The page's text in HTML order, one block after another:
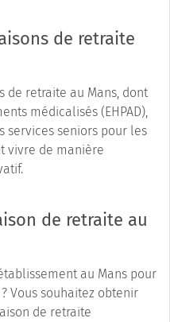
de retraite
de retraite au Mans, dont
médicalisés (EHPAD),
services seniors pour les
vivre de manière
de retraite au
au Mans pour
Vous souhaitez obtenir
de retraite